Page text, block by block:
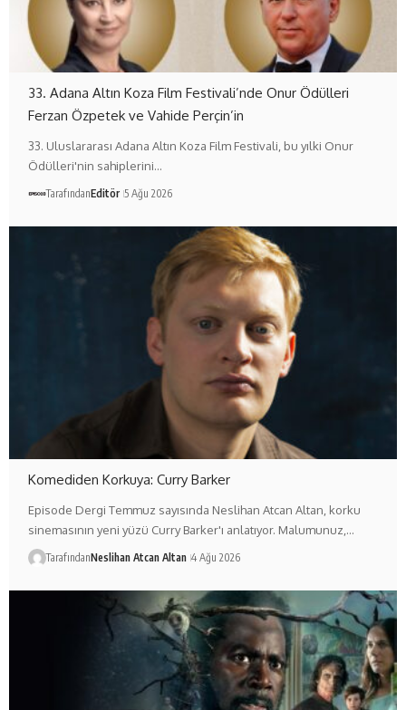
33. Adana Altın Koza Film Festivali’nde Onur Ödülleri
Ferzan Özpetek ve Vahide Perçin’in
33. Uluslararası Adana Altın Koza Film Festivali, bu yılki Onur
Ödülleri'nin sahiplerini…
TarafındanEditör 5 Ağu 2026
Komediden Korkuya: Curry Barker
Episode Dergi Temmuz sayısında Neslihan Atcan Altan, korku
sinemasının yeni yüzü Curry Barker'ı anlatıyor. Malumunuz,…
TarafındanNeslihan Atcan Altan 4 Ağu 2026